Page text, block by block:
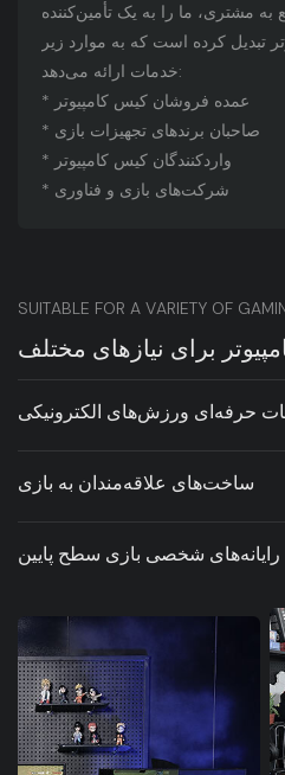
به مشتری، ما را به یک تأمین‌کننده
تبدیل کرده است که به موارد زیر
خدمات ارائه می‌دهد:
* عمده فروشان کیس کامپیوتر
* صاحبان برندهای تجهیزات بازی
* واردکنندگان کیس کامپیوتر
* شرکت‌های بازی و فناوری
SUITABLE FOR A VARIETY OF
برای نیازهای مختلف
حرفه‌ای ورزش‌های الکترونیکی
ساخت‌های علاقه‌مندان به بازی
رایانه‌های شخصی بازی سطح پایین